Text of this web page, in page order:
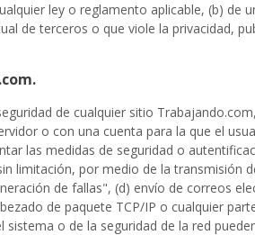
ley o reglamento aplicable, (b)
de terceros o que viole la privacidad,
de cualquier sitio
o con una cuenta para la que el
las medidas de seguridad o
limitación, por medio de la
de fallas", (d) envío de correos
de paquete TCP/IP o cualquier
o de la seguridad de la red